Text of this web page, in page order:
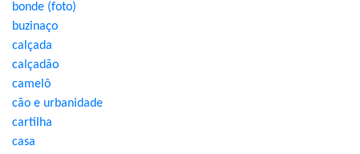
bonde (foto)
buzinaço
calçada
calçadão
camelô
cão e urbanidade
cartilha
casa